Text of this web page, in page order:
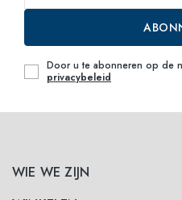
WIE WE ZIJN
Door u te abonneren op de
privacybeleid